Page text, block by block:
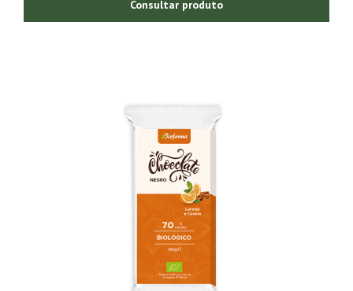
Consultar produto